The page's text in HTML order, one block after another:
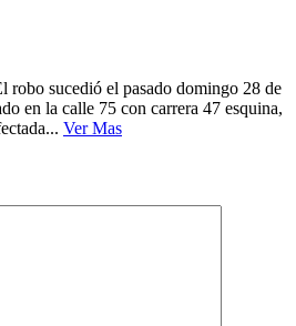
sucedió el pasado domingo 28 de
en la calle 75 con carrera 47 esquina,
Ver Mas